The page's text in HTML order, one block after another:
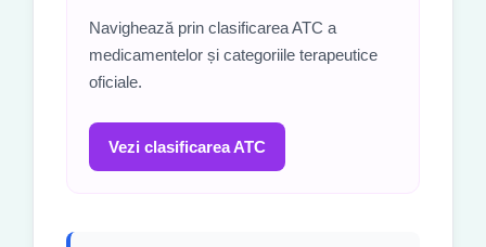
Navighează prin clasificarea ATC a
medicamentelor și categoriile terapeutice
oficiale.
Vezi clasificarea ATC